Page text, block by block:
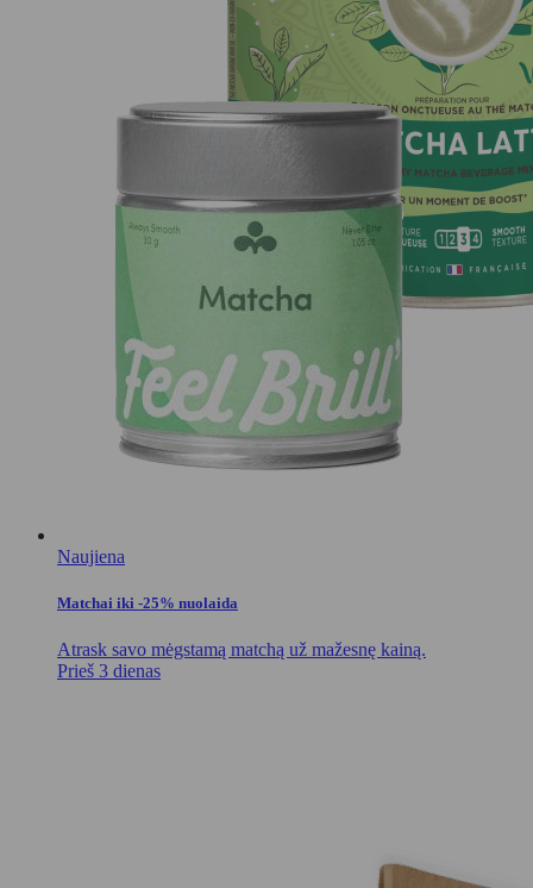
Naujiena
Matchai iki -25% nuolaida
Atrask savo mėgstamą matchą už mažesnę kainą.
Prieš 3 dienas